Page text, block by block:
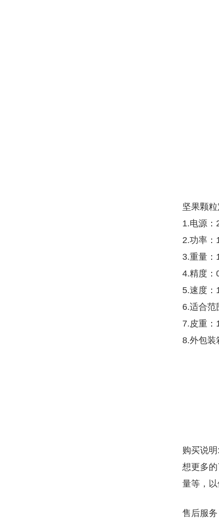
坚果颗
1.电源：
2.功率：
3.重量：
4.精度：
5.速度：
6.适合范
7.皮重：
8.外包装
购买说明
想更多
量等，
售后服